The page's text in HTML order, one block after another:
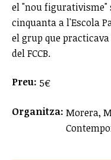
el "nou figurativisme"
cinquanta a l'Escola
el grup que
del FCCB.
Preu: 5€
Organitza: Morera,